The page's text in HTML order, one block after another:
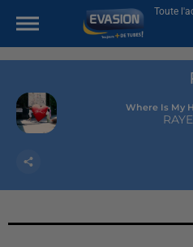
Toute
Where Is My
RAYE